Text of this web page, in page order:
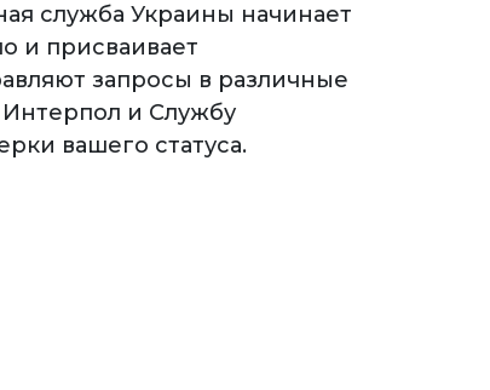
служба Украины начинает
и присваивает
запросы в различные
и Службу
вашего статуса.